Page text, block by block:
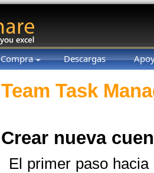
Compra Descargas
Team Task
Crear nueva
El primer paso